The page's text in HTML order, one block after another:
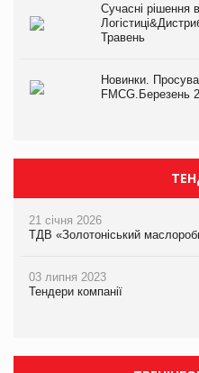
Сучасні рішення в
Травень
Новинки.
FMCG.Березень
21 січня 2026
ТДВ «Золотоніський
03 липня 2023
Тендери компанії